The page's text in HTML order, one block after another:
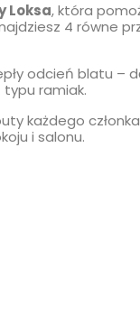
Loksa, która
4 równe
odcień blatu –
ramiak.
każdego
i salonu.